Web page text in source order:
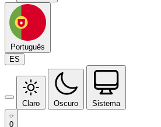
Português
ES
Claro Oscuro Sistema
0